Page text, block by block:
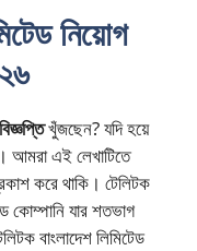
নিয়োগ
খুঁজছেন? যদি হয়ে
আমরা এই লেখাটিতে
করে থাকি। টেলিটক
কোম্পানি যার শতভাগ
বাংলাদেশ লিমিটেড